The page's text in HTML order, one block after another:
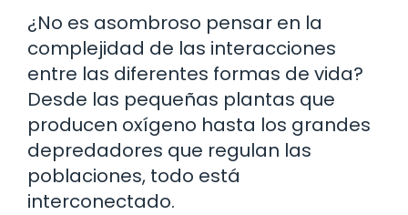
¿No es asombroso pensar en la
complejidad de las interacciones
entre las diferentes formas de vida?
Desde las pequeñas plantas que
producen oxígeno hasta los grandes
depredadores que regulan las
poblaciones, todo está
interconectado.